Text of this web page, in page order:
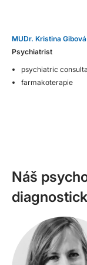
MUDr. Kristina Gibová
Psychiatrist
psychiatric
farmakoterapie
Náš